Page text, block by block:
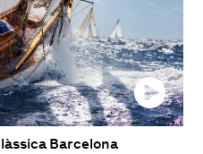
Barcelona